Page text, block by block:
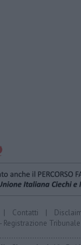
| Contatti |